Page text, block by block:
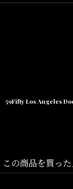
この商品を買っ